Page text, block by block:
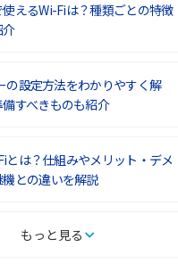
えるWi-Fiは？種類ごとの特徴
介
の設定方法をわかりやすく解
すべきものも紹介
とは？仕組みやメリット・デメ
機との違いを解説
るポケット型Wi-Fiのおススメの
もっと見る